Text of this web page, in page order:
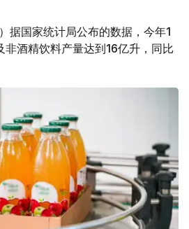
）据国家统计局公布的数据，今年1
非酒精饮料产量达到16亿升，同比